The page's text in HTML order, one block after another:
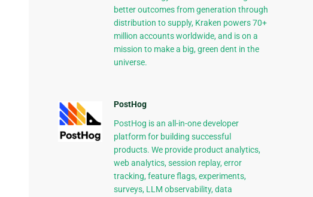
better outcomes from generation through
distribution to supply, Kraken powers 70+
million accounts worldwide, and is on a
mission to make a big, green dent in the
universe.
PostHog
PostHog is an all-in-one developer
platform for building successful
products. We provide product analytics,
web analytics, session replay, error
tracking, feature flags, experiments,
surveys, LLM observability, data